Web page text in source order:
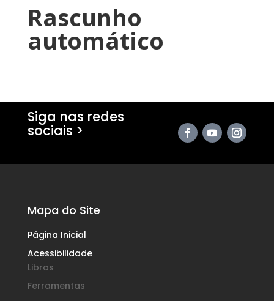
Rascunho
automático
Siga nas redes
sociais >
Mapa do Site
Página Inicial
Acessibilidade
Libras
Ferramentas